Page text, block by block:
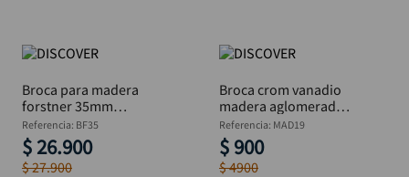
Broca para madera
forstner 35mm
DISCOVER
Referencia: BF35
$ 26.900
$27.900
Broca crom vanadio
madera aglomerada
DISCOVER 3/4"
Referencia: MAD19
$ 900
$4900